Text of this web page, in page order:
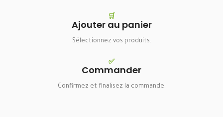
🛒
Ajouter au panier
Sélectionnez vos produits.
✅
Commander
Confirmez et finalisez la commande.